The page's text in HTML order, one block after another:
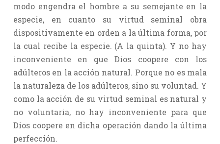
modo engendra el hombre a su semejante en la
especie, en cuanto su virtud seminal obra
dispositivamente en orden a la última forma, por
la cual recibe la especie. (A la quinta). Y no hay
inconveniente en que Dios coopere con los
adúlteros en la acción natural. Porque no es mala
la naturaleza de los adúlteros, sino su voluntad. Y
como la acción de su virtud seminal es natural y
no voluntaria, no hay inconveniente para que
Dios coopere en dicha operación dando la última
perfección.